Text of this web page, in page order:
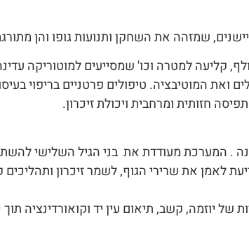
שמזהה את השחקן ותנועות גופו והן
ואת המוטיבציה. טיפולים פרטניים בריפוי
חזותית ומרחבית ויכולת זיכרון.
. המערכת מעודדת את בני הגיל השלישי
לאמן את שרירי הגוף, לשמר זיכרון ותהליכים
של יוזמה, קשב, תיאום עין יד וקואורדינציה